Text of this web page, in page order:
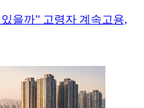
을까” 고령자 계속고용,